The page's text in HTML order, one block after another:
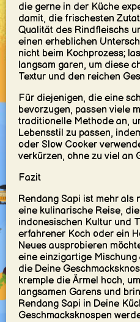
die gerne in der Küche
damit, die frischesten
Qualität des Rindfleischs
einen erheblichen
nicht beim Kochprozess;
langsam garen, um diese
Textur und den reichen
Für diejenigen, die eine
bevorzugen, passen viele
traditionelle Methode an,
Lebensstil zu passen,
oder Slow Cooker
verkürzen, ohne zu viel an
Fazit
Rendang Sapi ist mehr als
eine kulinarische Reise,
indonesischen Kultur und
erfahrener Koch oder ein
Neues ausprobieren
eine einzigartige Mischung
die Deine
kremple die Ärmel hoch,
langsamen Garens und
Rendang Sapi in Deine
Geschmacksknospen